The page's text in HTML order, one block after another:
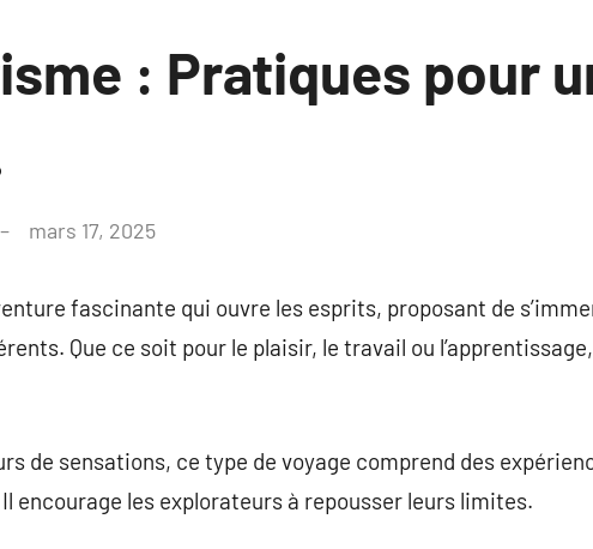
: Pratiques pour
mars 17, 2025
fascinante qui ouvre les esprits, proposant de
Que ce soit pour le plaisir, le travail ou
de sensations, ce type de voyage comprend des
encourage les explorateurs à repousser leurs limites.